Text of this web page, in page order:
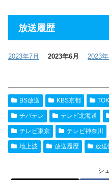
放送履歴
2023年7月 2023年6月 2023年
BS放送 KBS京都
チバテレ テレビ北海道
テレビ東京 テレビ神奈川
地上波 放送履歴 放送
シ